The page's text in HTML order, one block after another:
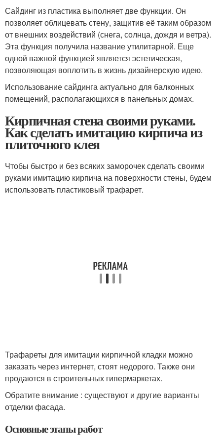
Сайдинг из пластика выполняет две функции. Он
позволяет облицевать стену, защитив её таким образом
от внешних воздействий (снега, солнца, дождя и ветра).
Эта функция получила название утилитарной. Еще
одной важной функцией является эстетическая,
позволяющая воплотить в жизнь дизайнерскую идею.
Использование сайдинга актуально для балконных
помещений, располагающихся в панельных домах.
Кирпичная стена своими руками.
Как сделать имитацию кирпича из
плиточного клея
Чтобы быстро и без всяких заморочек сделать своими
руками имитацию кирпича на поверхности стены, будем
использовать пластиковый трафарет.
Трафареты для имитации кирпичной кладки можно
заказать через интернет, стоят недорого. Также они
продаются в строительных гипермаркетах.
Обратите внимание : существуют и другие варианты
отделки фасада.
Основные этапы работ